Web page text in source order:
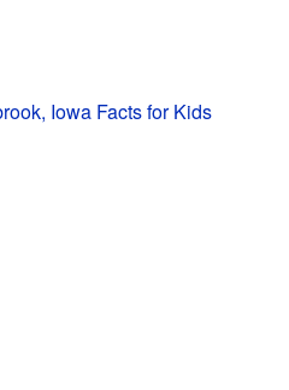
Iowa Facts for Kids